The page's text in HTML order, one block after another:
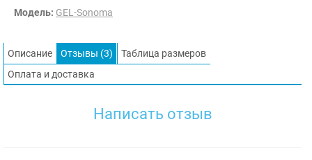
Модель: GEL-Sonoma
Описание Отзывы (3)
Таблица размеров
Оплата и доставка
Написать отзыв